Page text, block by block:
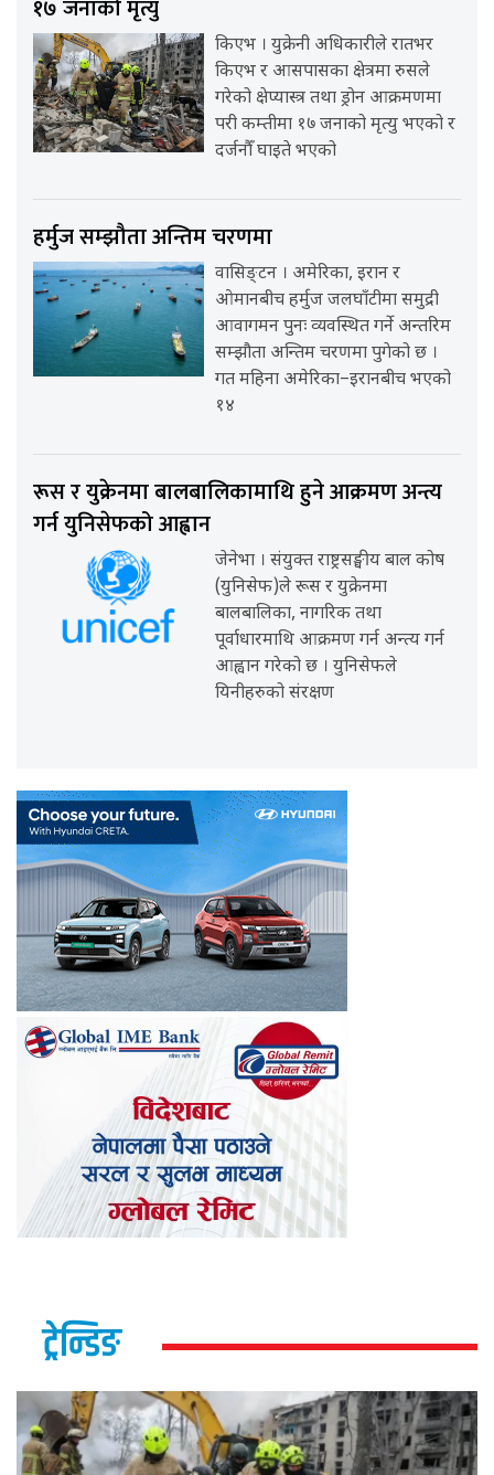
१७ जनाको मृत्यु
किएभ । युक्रेनी अधिकारीले रातभर
किएभ र आसपासका क्षेत्रमा रुसले
गरेको क्षेप्यास्त्र तथा ड्रोन आक्रमणमा
परी कम्तीमा १७ जनाको मृत्यु भएको र
दर्जनौँ घाइते भएको
हर्मुज सम्झौता अन्तिम चरणमा
वासिङ्टन । अमेरिका, इरान र
ओमानबीच हर्मुज जलघाँटीमा समुद्री
आवागमन पुनः व्यवस्थित गर्ने अन्तरिम
सम्झौता अन्तिम चरणमा पुगेको छ ।
गत महिना अमेरिका–इरानबीच भएको
१४
रूस र युक्रेनमा बालबालिकामाथि हुने आक्रमण अन्त्य
गर्न युनिसेफको आह्वान
जेनेभा । संयुक्त राष्ट्रसङ्घीय बाल कोष
(युनिसेफ)ले रूस र युक्रेनमा
बालबालिका, नागरिक तथा
पूर्वाधारमाथि आक्रमण गर्न अन्त्य गर्न
आह्वान गरेको छ । युनिसेफले
यिनीहरुको संरक्षण
ट्रेन्डिङ